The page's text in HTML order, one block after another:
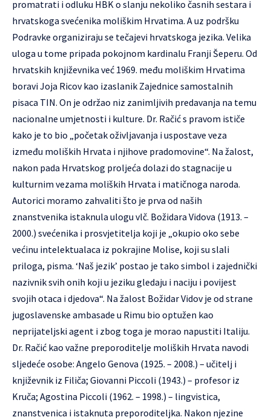
promatrati i odluku HBK o slanju nekoliko časnih sestara i
hrvatskoga svećenika moliškim Hrvatima. A uz podršku
Podravke organiziraju se tečajevi hrvatskoga jezika. Velika
uloga u tome pripada pokojnom kardinalu Franji Šeperu. Od
hrvatskih književnika već 1969. među moliškim Hrvatima
boravi Joja Ricov kao izaslanik Zajednice samostalnih
pisaca TIN. On je održao niz zanimljivih predavanja na temu
nacionalne umjetnosti i kulture. Dr. Račić s pravom ističe
kako je to bio „početak oživljavanja i uspostave veza
između moliških Hrvata i njihove pradomovine“. Na žalost,
nakon pada Hrvatskog proljeća dolazi do stagnacije u
kulturnim vezama moliških Hrvata i matičnoga naroda.
Autorici moramo zahvaliti što je prva od naših
znanstvenika istaknula ulogu vlč. Božidara Vidova (1913. –
2000.) svećenika i prosvjetitelja koji je „okupio oko sebe
većinu intelektualaca iz pokrajine Molise, koji su slali
priloga, pisma. ‘Naš jezik’ postao je tako simbol i zajednički
nazivnik svih onih koji u jeziku gledaju i naciju i povijest
svojih otaca i djedova“. Na žalost Božidar Vidov je od strane
jugoslavenske ambasade u Rimu bio optužen kao
neprijateljski agent i zbog toga je morao napustiti Italiju.
Dr. Račić kao važne preporoditelje moliških Hrvata navodi
sljedeće osobe: Angelo Genova (1925. – 2008.) – učitelj i
književnik iz Filiča; Giovanni Piccoli (1943.) – profesor iz
Kruča; Agostina Piccoli (1962. – 1998.) – lingvistica,
znanstvenica i istaknuta preporoditeljka. Nakon njezine